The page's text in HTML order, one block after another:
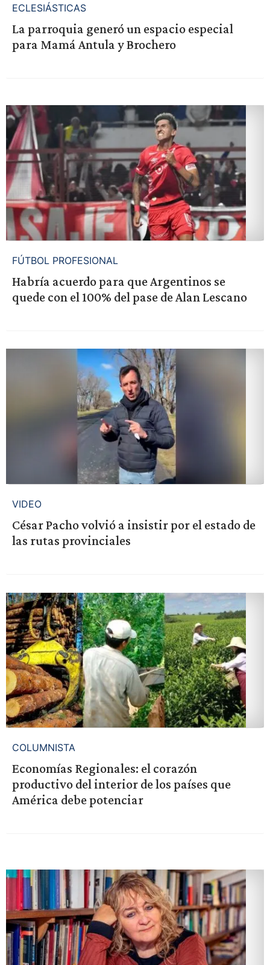
ECLESIÁSTICAS
La parroquia generó un espacio especial
para Mamá Antula y Brochero
FÚTBOL PROFESIONAL
Habría acuerdo para que Argentinos se
quede con el 100% del pase de Alan Lescano
VIDEO
César Pacho volvió a insistir por el estado de
las rutas provinciales
COLUMNISTA
Economías Regionales: el corazón
productivo del interior de los países que
América debe potenciar